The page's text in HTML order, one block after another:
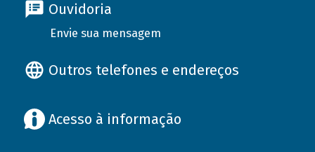
Ouvidoria
Envie sua mensagem
Outros telefones e endereços
Acesso à informação